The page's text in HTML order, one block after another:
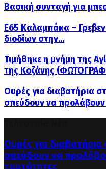
Βασική συνταγή για
Ε65 Καλαμπάκα –
διοδίων στην...
Τιμήθηκε η μνήμη της
της Κοζάνης
Ουρές για διαβατήρια
σπεύδουν να προλάβουν
Ουρές για
σπεύδουν να
ταυτότητες